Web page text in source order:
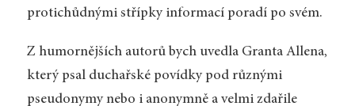
protichůdnými střípky informací poradí po svém.
Z humornějších autorů bych uvedla Granta Allena,
který psal duchařské povídky pod různými
pseudonymy nebo i anonymně a velmi zdařile